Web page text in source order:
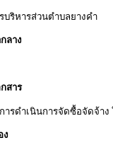
บริหารส่วนตำบลยางคำ
ลาง
สาร
ง